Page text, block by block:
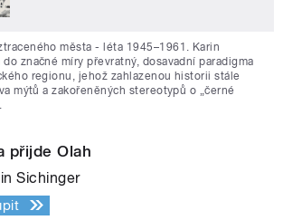
města - léta 1945–1961. Karin
značné míry převratný, dosavadní paradigma
regionu, jehož zahlazenou historii stále
mýtů a zakořeněných stereotypů o „černé
přijde Olah
Sichinger